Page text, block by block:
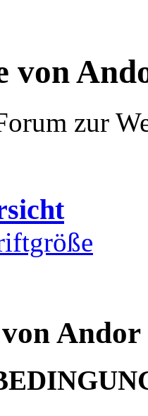
von
zur